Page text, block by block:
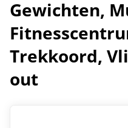
Gewichten,
Trekkoord,
out